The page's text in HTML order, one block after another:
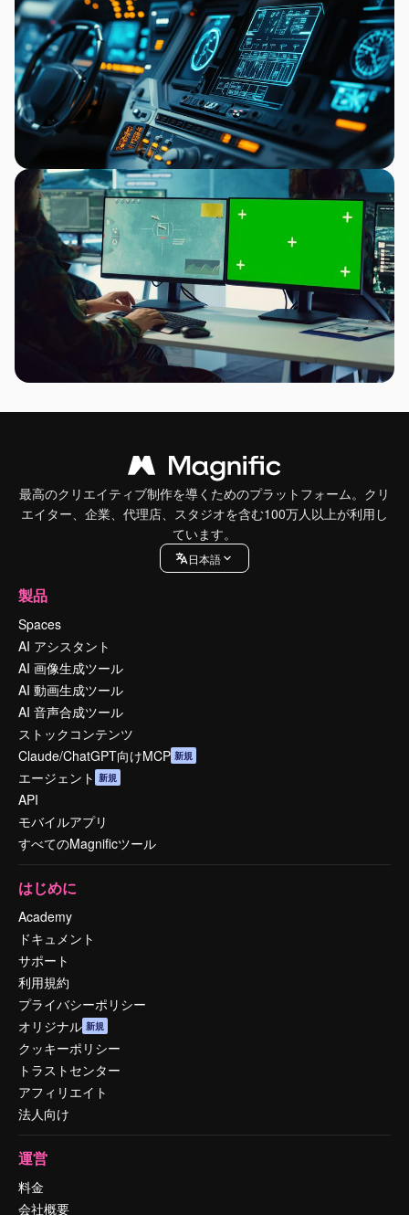
最高のクリエイティブ制作を導くためのプラットフォーム。クリ
エイター、企業、代理店、スタジオを含む100万人以上が利用し
ています。
日本語
製品
Spaces
AI アシスタント
AI 画像生成ツール
AI 動画生成ツール
AI 音声合成ツール
ストックコンテンツ
Claude/ChatGPT向けMCP 新規
エージェント 新規
API
モバイルアプリ
すべてのMagnificツール
はじめに
Academy
ドキュメント
サポート
利用規約
プライバシーポリシー
オリジナル 新規
クッキーポリシー
トラストセンター
アフィリエイト
法人向け
運営
料金
会社概要